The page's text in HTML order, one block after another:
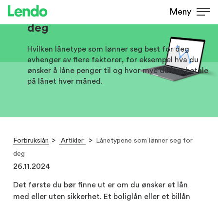
Meny
Lånetypene som lønner seg for
deg
Hvilken lånetype som lønner seg best for deg
avhenger av flere faktorer, for eksempel hva du
ønsker å låne penger til og hvor mye du kan betale
på lånet hver måned.
Forbrukslån Artikler
Lånetypene som lønner seg for
deg
26.11.2024
Det første du bør finne ut er om du ønsker et lån
med eller uten sikkerhet. Et boliglån eller et billån